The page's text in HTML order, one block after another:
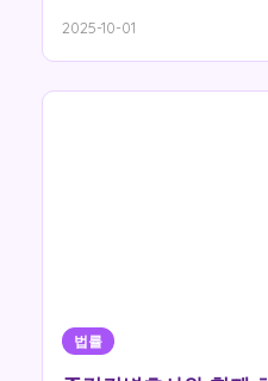
2025-10-01
법률